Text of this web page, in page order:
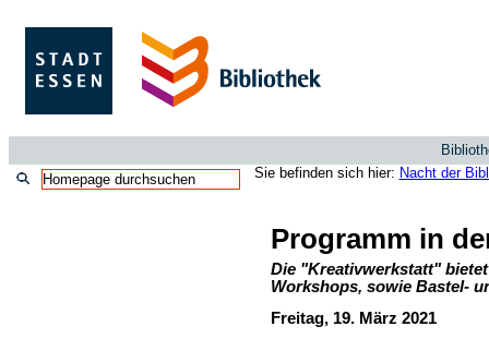
Sie befinden sich hier: Nacht der
Programm in
Die "Kreativwerkstatt"
Workshops, sowie Bastel-
Freitag, 19. März 2021